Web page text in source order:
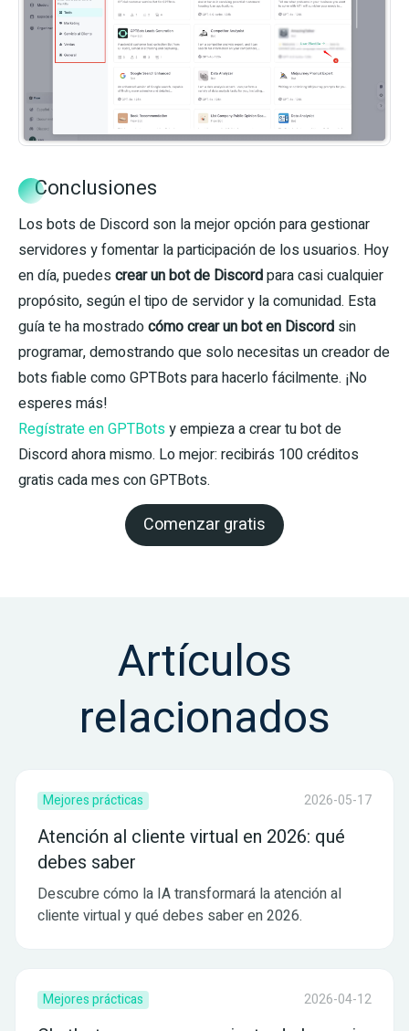
Conclusiones
Los bots de Discord son la mejor opción para gestionar
servidores y fomentar la participación de los usuarios. Hoy
en día, puedes crear un bot de Discordpara casi cualquier
propósito, según el tipo de servidor y la comunidad. Esta
guía te ha mostradocómo crear un bot en Discord sin
programar, demostrando que solo necesitas un creador de
bots fiable como GPTBots para hacerlo fácilmente. ¡No
esperes más!
Regístrate en GPTBotsy empieza a crear tu bot de
Discord ahora mismo. Lo mejor: recibirás 100 créditos
gratis cada mes con GPTBots.
Comenzar gratis
Artículos
relacionados
Mejores prácticas 2026-05-17
Atención al cliente virtual en 2026: qué
debes saber
Descubre cómo la IA transformará la atención al
cliente virtual y qué debes saber en 2026.
Mejores prácticas 2026-04-12